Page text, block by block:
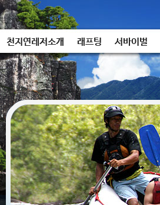
천지연레저소개 래프팅 서바이벌